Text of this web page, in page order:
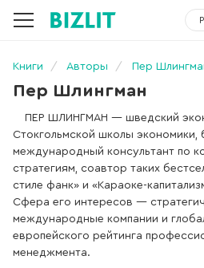
Книги Авторы Пер
Пер Шлингман
ПЕР ШЛИНГМАН — шведский
Стокгольмской школы экономики,
международный консультант по
стратегиям, соавтор таких
стиле фанк» и «Караоке-
Сфера его интересов —
международные компании и
европейского рейтинга
менеджмента.